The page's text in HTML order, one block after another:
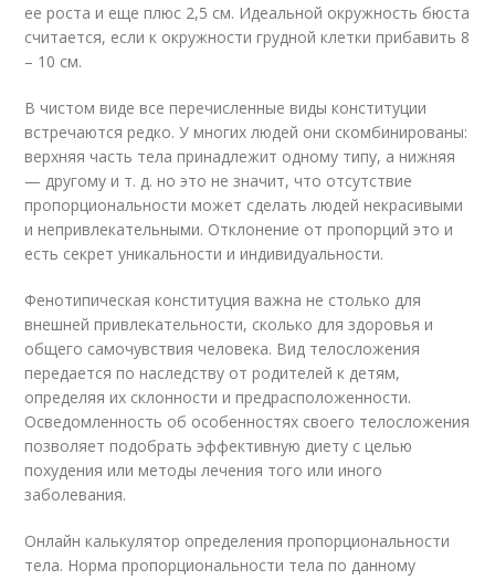
ее роста и еще плюс 2,5 см. Идеальной окружность бюста
считается, если к окружности грудной клетки прибавить 8
– 10 см.
В чистом виде все перечисленные виды конституции
встречаются редко. У многих людей они скомбинированы:
верхняя часть тела принадлежит одному типу, а нижняя
— другому и т. д. но это не значит, что отсутствие
пропорциональности может сделать людей некрасивыми
и непривлекательными. Отклонение от пропорций это и
есть секрет уникальности и индивидуальности.
Фенотипическая конституция важна не столько для
внешней привлекательности, сколько для здоровья и
общего самочувствия человека. Вид телосложения
передается по наследству от родителей к детям,
определяя их склонности и предрасположенности.
Осведомленность об особенностях своего телосложения
позволяет подобрать эффективную диету с целью
похудения или методы лечения того или иного
заболевания.
Онлайн калькулятор определения пропорциональности
тела. Норма пропорциональности тела по данному